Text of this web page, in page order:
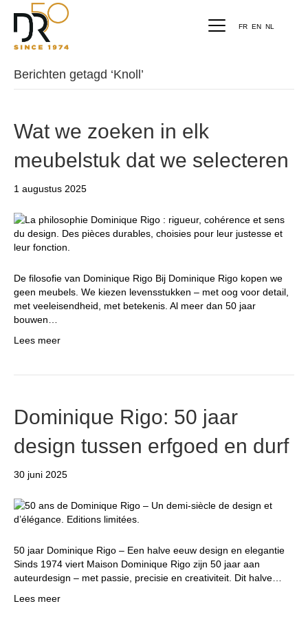
FR EN NL
Berichten getagd ‘Knoll’
Wat we zoeken in elk
meubelstuk dat we selecteren
1 augustus 2025
De filosofie van Dominique Rigo Bij Dominique Rigo kopen we
geen meubels. We kiezen levensstukken – met oog voor detail,
met veeleisendheid, met betekenis. Al meer dan 50 jaar
bouwen…
Lees meer
Dominique Rigo: 50 jaar
design tussen erfgoed en durf
30 juni 2025
50 jaar Dominique Rigo – Een halve eeuw design en elegantie
Sinds 1974 viert Maison Dominique Rigo zijn 50 jaar aan
auteurdesign – met passie, precisie en creativiteit. Dit halve…
Lees meer